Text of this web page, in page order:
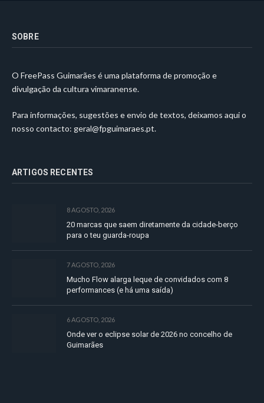
SOBRE
O FreePass Guimarães é uma plataforma de promoção e
divulgação da cultura vimaranense.
Para informações, sugestões e envio de textos, deixamos aqui o
nosso contacto: geral@fpguimaraes.pt.
ARTIGOS RECENTES
8 AGOSTO, 2026
20 marcas que saem diretamente da cidade-berço
para o teu guarda-roupa
7 AGOSTO, 2026
Mucho Flow alarga leque de convidados com 8
performances (e há uma saída)
6 AGOSTO, 2026
Onde ver o eclipse solar de 2026 no concelho de
Guimarães